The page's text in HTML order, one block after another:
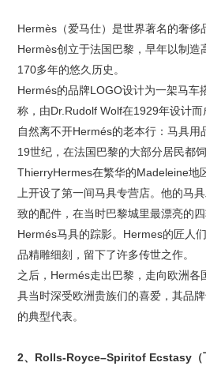
Hermès（爱马仕）是世界著名的奢
Hermès创立于法国巴黎，早年以制造
170多年的悠久历史。
Hermés的品牌LOGO设计为一架马车
称，由Dr.Rudolf Wolf在1929年设计而
自然离不开Hermés的老本行：马具用
19世纪，在法国巴黎的大部分居民都
ThierryHermes在繁华的Madeleine地
上开设了第一间马具专营店。他的马
致的配件，在当时巴黎城里最漂亮的
Hermés马具的踪影。Hermes的匠人
品精雕细刻，留下了许多传世之作。
之后，Hermés走出巴黎，走向欧洲各
具当时深受欧洲贵族们的喜爱，其品
的典型代表。
2、Rolls-Royce–Spiritof Ecstasy（